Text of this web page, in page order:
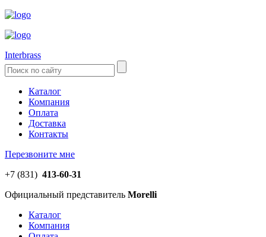
Interbrass
Каталог
Компания
Оплата
Доставка
Контакты
Перезвоните мне
+7 (831) 413-60-31
Официальный представитель Morelli
Каталог
Компания